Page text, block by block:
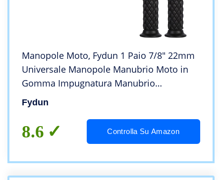
Manopole Moto, Fydun 1 Paio 7/8″ 22mm
Universale Manopole Manubrio Moto in
Gomma Impugnatura Manubrio
Antiscivolo Per Cafe Racer Bobber
Clubman Personalizzato(Nero)
Fydun
8.6 Controlla Su Amazon